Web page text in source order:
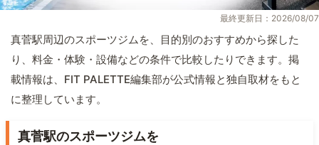
最終更新日：2026/08/07
真菅駅周辺のスポーツジムを、目的別のおすすめから探した
り、料金・体験・設備などの条件で比較したりできます。掲
載情報は、FIT PALETTE編集部が公式情報と独自取材をもと
に整理しています。
真菅駅のスポーツジムを